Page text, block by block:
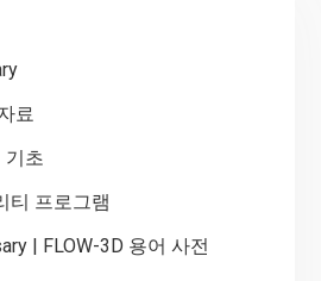
료
기초
티 프로그램
| FLOW-3D 용어 사전